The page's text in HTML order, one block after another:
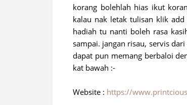
korang bolehlah hias ikut
kalau nak letak tulisan klik
hadiah tu nanti boleh rasa
sampai. jangan risau, servis
dapat pun memang berbaloi
kat bawah :-
Website : https://